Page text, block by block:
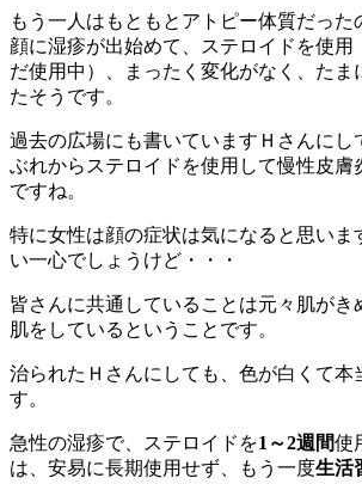
もう一人はもともとアトピー体質だった
顔に湿疹が出始めて、ステロイドを使用
だ使用中）、まったく変化がなく、たま
たそうです。
過去の広場にも書いていますＨさんにし
ぶれからステロイドを使用して慢性皮膚
ですね。
特に女性は顔の症状は気になると思いま
い一心でしょうけど・・・
皆さんに共通していることは元々肌がき
肌をしているということです。
治られたＨさんにしても、色が白くて本
す。
急性の湿疹で、ステロイドを1～2週間使
は、安易に長期使用せず、もう一度生活